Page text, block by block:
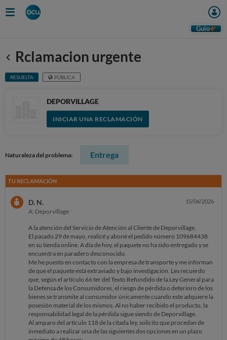
Guio
Anterior
Rclamacion urgente
RESUELTA PÚBLICA
DEPORVILLAGE
INICIAR UNA RECLAMACIÓN
Naturaleza del problema: Entrega
TU RECLAMACIÓN
D. N.
A: Deporvillage
15/06/2026
A la atención del Servicio de Atención al Cliente de Deporvillage,
El pasado 29 de mayo, realicé y aboné el pedido número 109684438
en su tienda online. A día de hoy, el paquete no ha sido entregado y se
encuentra en paradero desconocido.
Me he puesto en contacto con la empresa de transporte y me informan
de que el paquete está extraviado y bajo investigación. Les recuerdo
que, según el artículo 66 ter del Texto Refundido de la Ley General para
la Defensa de los Consumidores, el riesgo de pérdida o deterioro de los
bienes se transmite al consumidor únicamente cuando este adquiere la
posesión material de los mismos. Al no haber recibido el producto, la
responsabilidad legal de la pérdida sigue siendo de Deporvillage.
Al amparo del artículo 118 de la citada ley, solicito que procedan de
inmediato a realizar una de las siguientes dos opciones en un plazo